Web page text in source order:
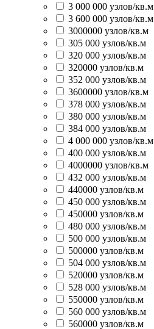
3 000 000 узлов/кв.м
3 600 000 узлов/кв.м
3000000 узлов/кв.м
305 000 узлов/кв.м
320 000 узлов/кв.м
320000 узлов/кв.м
352 000 узлов/кв.м
3600000 узлов/кв.м
378 000 узлов/кв.м
380 000 узлов/кв.м
384 000 узлов/кв.м
4 000 000 узлов/кв.м
400 000 узлов/кв.м
4000000 узлов/кв.м
432 000 узлов/кв.м
440000 узлов/кв.м
450 000 узлов/кв.м
450000 узлов/кв.м
480 000 узлов/кв.м
500 000 узлов/кв.м
500000 узлов/кв.м
504 000 узлов/кв.м
520000 узлов/кв.м
528 000 узлов/кв.м
550000 узлов/кв.м
560 000 узлов/кв.м
560000 узлов/кв.м